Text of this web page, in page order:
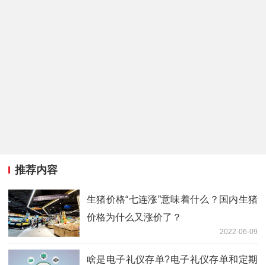
推荐内容
生猪价格“七连涨”意味着什么？国内生猪
价格为什么又涨价了？
2022-06-09
啥是电子礼仪存单?电子礼仪存单和定期